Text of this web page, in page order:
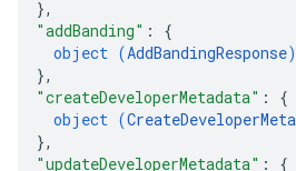
},
"addBanding" : {
object (AddBandingResponse)
},
"createDeveloperMetadata" : {
object (
},
"updateDeveloperMetadata" : {